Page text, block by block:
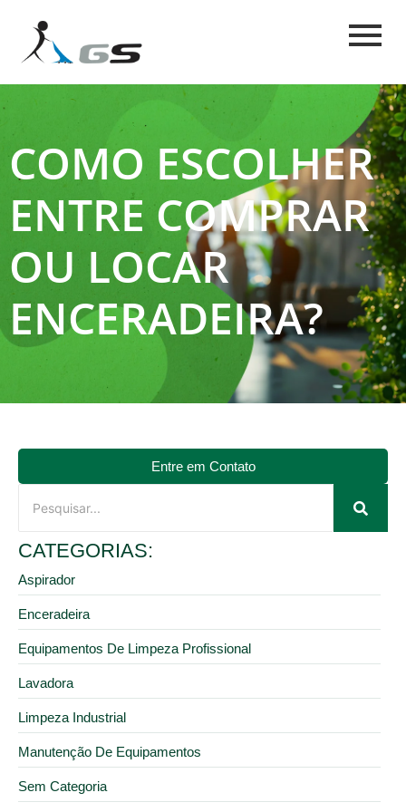
COMO ESCOLHER
ENTRE COMPRAR
OU LOCAR
ENCERADEIRA?
Entre em Contato
CATEGORIAS:
Aspirador
Enceradeira
Equipamentos De Limpeza Profissional
Lavadora
Limpeza Industrial
Manutenção De Equipamentos
Sem Categoria